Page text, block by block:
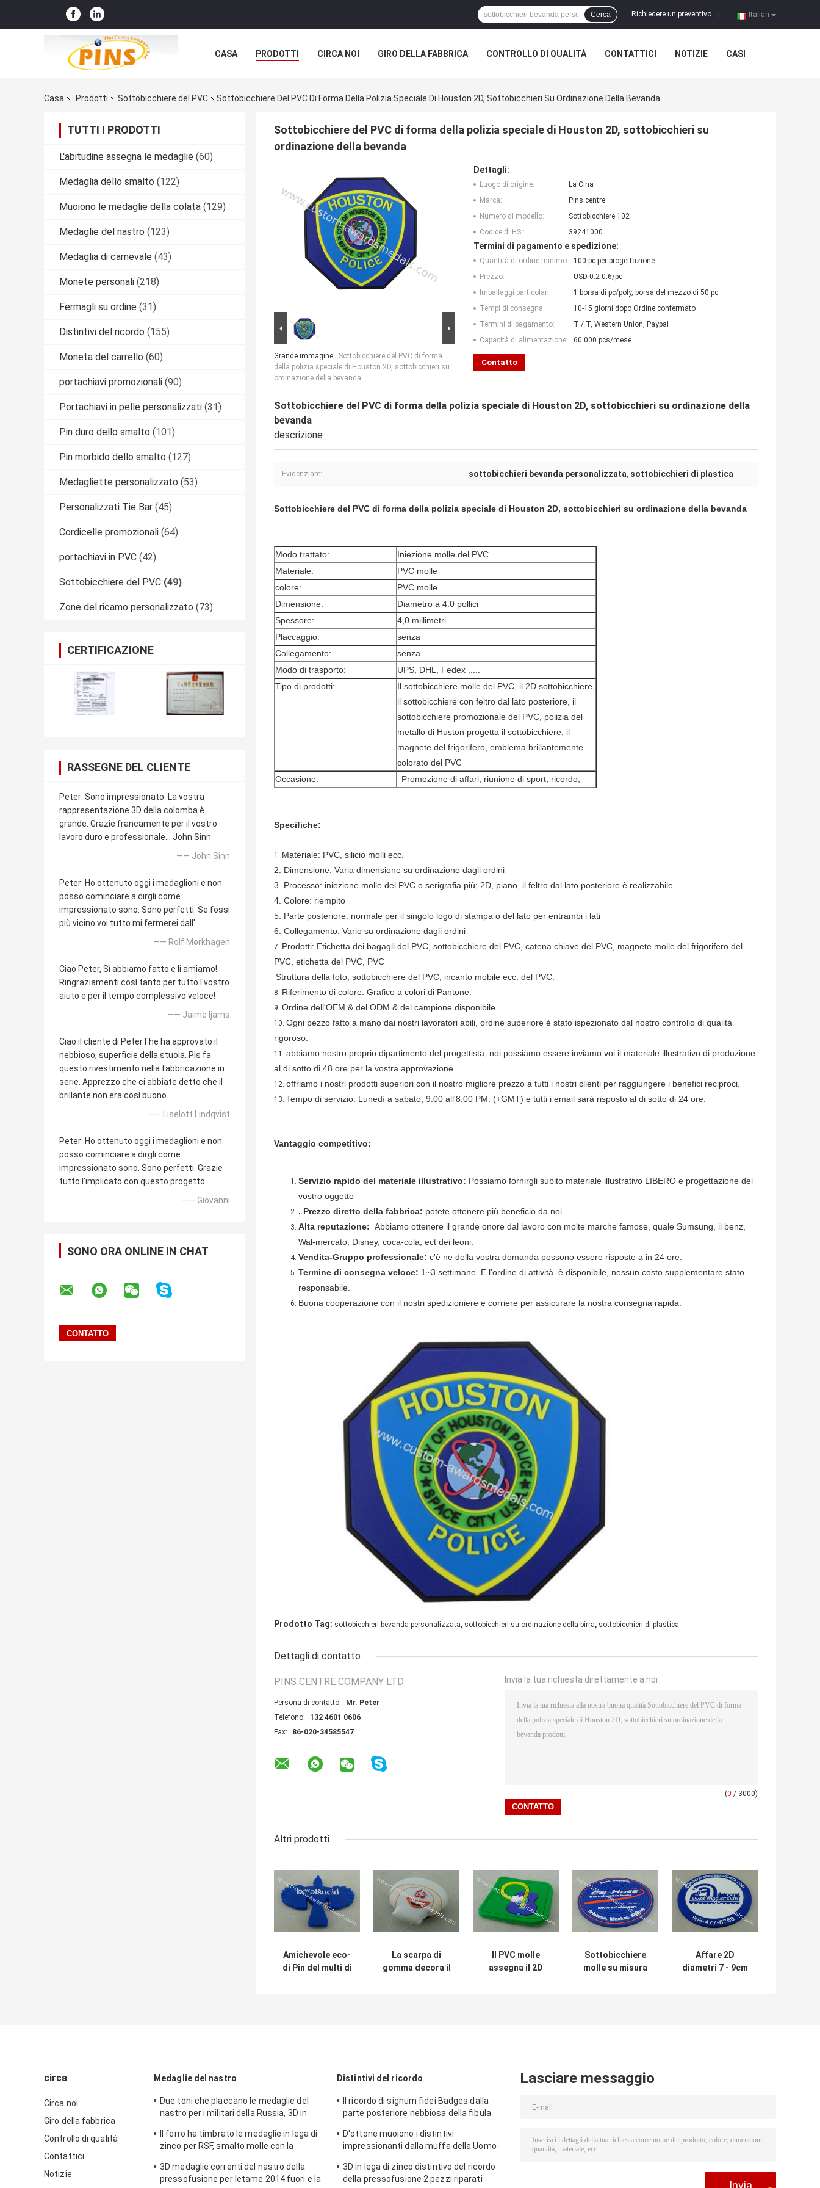
Italian
Richiedere un preventivo
Cerca
CASA PRODOTTI CIRCA NOI GIRO DELLA FABBRICA CONTROLLO DI QUALITÀ CONTATTICI NOTIZIE CASI
Casa Prodotti Sottobicchiere del PVC Sottobicchiere Del PVC Di Forma Della Polizia Speciale Di Houston 2D, Sottobicchieri Su Ordinazione Della Bevanda
TUTTI I PRODOTTI
L'abitudine assegna le medaglie (60)
Medaglia dello smalto (122)
Muoiono le medaglie della colata (129)
Medaglie del nastro (123)
Medaglia di carnevale (43)
Monete personali (218)
Fermagli su ordine (31)
Distintivi del ricordo (155)
Moneta del carrello (60)
portachiavi promozionali (90)
Portachiavi in pelle personalizzati (31)
Pin duro dello smalto (101)
Pin morbido dello smalto (127)
Medagliette personalizzato (53)
Personalizzati Tie Bar (45)
Cordicelle promozionali (64)
portachiavi in PVC (42)
Sottobicchiere del PVC (49)
Zone del ricamo personalizzato (73)
CERTIFICAZIONE
RASSEGNE DEL CLIENTE
Peter: Sono impressionato. La vostra
rappresentazione 3D della colomba è
grande. Grazie francamente per il vostro
lavoro duro e professionale… John Sinn
—— John Sinn
Peter: Ho ottenuto oggi i medaglioni e non
posso cominciare a dirgli come
impressionato sono. Sono perfetti. Se fossi
più vicino voi tutto mi fermerei dall'
—— Rolf Mørkhagen
Ciao Peter, Sì abbiamo fatto e li amiamo!
Ringraziamenti così tanto per tutto l'vostro
aiuto e per il tempo complessivo veloce!
—— Jaime Ijams
Ciao il cliente di PeterThe ha approvato il
nebbioso, superficie della stuoia. Pls fa
questo rivestimento nella fabbricazione in
serie. Apprezzo che ci abbiate detto che il
brillante non era così buono.
—— Liselott Lindqvist
Peter: Ho ottenuto oggi i medaglioni e non
posso cominciare a dirgli come
impressionato sono. Sono perfetti. Grazie
tutto l'implicato con questo progetto.
—— Giovanni
SONO ORA ONLINE IN CHAT
Sottobicchiere del PVC di forma della polizia speciale di Houston 2D, sottobicchieri su
ordinazione della bevanda
Grande immagine : Sottobicchiere del PVC di forma
della polizia speciale di Houston 2D, sottobicchieri su
ordinazione della bevanda
Dettagli:
Luogo di origine:
La Cina
Marca:
Pins centre
Numero di modello:
Sottobicchiere 102
Codice di HS::
39241000
Termini di pagamento e spedizione:
Quantità di ordine minimo:
100 pc per progettazione
Prezzo:
USD 0.2-0.6/pc
Imballaggi particolari:
1 borsa di pc/poly, borsa del mezzo di 50 pc
Tempi di consegna:
10-15 giorni dopo Ordine confermato
Termini di pagamento:
T / T, Western Union, Paypal
Capacità di alimentazione:
60.000 pcs/mese
Contatto
Sottobicchiere del PVC di forma della polizia speciale di Houston 2D, sottobicchieri su ordinazione della
bevanda
descrizione
Evidenziare: sottobicchieri bevanda personalizzata, sottobicchieri di plastica
Sottobicchiere del PVC di forma della polizia speciale di Houston 2D, sottobicchieri su ordinazione della bevanda
Modo trattato:
Iniezione molle del PVC
Materiale:
PVC molle
colore:
PVC molle
Dimensione:
Diametro a 4.0 pollici
Spessore:
4,0 millimetri
Placcaggio:
senza
Collegamento:
senza
Modo di trasporto:
UPS, DHL, Fedex .....
Tipo di prodotti:
Il sottobicchiere molle del PVC, il 2D sottobicchiere,
il sottobicchiere con feltro dal lato posteriore, il
sottobicchiere promozionale del PVC, polizia del
metallo di Huston progetta il sottobicchiere, il
magnete del frigorifero, emblema brillantemente
colorato del PVC
Occasione:
Promozione di affari, riunione di sport, ricordo,
Specifiche:
1. Materiale: PVC, silicio molli ecc.
2. Dimensione: Varia dimensione su ordinazione dagli ordini
3. Processo: iniezione molle del PVC o serigrafia più; 2D, piano, il feltro dal lato posteriore è realizzabile.
4. Colore: riempito
5. Parte posteriore: normale per il singolo logo di stampa o del lato per entrambi i lati
6. Collegamento: Vario su ordinazione dagli ordini
7. Prodotti: Etichetta dei bagagli del PVC, sottobicchiere del PVC, catena chiave del PVC, magnete molle del frigorifero del
PVC, etichetta del PVC, PVC
Struttura della foto, sottobicchiere del PVC, incanto mobile ecc. del PVC.
8. Riferimento di colore: Grafico a colori di Pantone.
9. Ordine dell'OEM & del ODM & del campione disponibile.
10. Ogni pezzo fatto a mano dai nostri lavoratori abili, ordine superiore è stato ispezionato dal nostro controllo di qualità
rigoroso.
11. abbiamo nostro proprio dipartimento del progettista, noi possiamo essere inviamo voi il materiale illustrativo di produzione
al di sotto di 48 ore per la vostra approvazione.
12. offriamo i nostri prodotti superiori con il nostro migliore prezzo a tutti i nostri clienti per raggiungere i benefici reciproci.
13. Tempo di servizio: Lunedì a sabato, 9:00 all'8:00 PM. (+GMT) e tutti i email sarà risposto al di sotto di 24 ore.
Vantaggio competitivo:
Servizio rapido del materiale illustrativo: Possiamo fornirgli subito materiale illustrativo LIBERO e progettazione del
vostro oggetto
. Prezzo diretto della fabbrica: potete ottenere più beneficio da noi.
Alta reputazione: Abbiamo ottenere il grande onore dal lavoro con molte marche famose, quale Sumsung, il benz,
Wal-mercato, Disney, coca-cola, ect dei leoni.
Vendita-Gruppo professionale: c'è ne della vostra domanda possono essere risposte a in 24 ore.
Termine di consegna veloce: 1~3 settimane. E l'ordine di attività è disponibile, nessun costo supplementare stato
responsabile.
Buona cooperazione con il nostri spedizioniere e corriere per assicurare la nostra consegna rapida.
Prodotto Tag: sottobicchieri bevanda personalizzata, sottobicchieri su ordinazione della birra, sottobicchieri di plastica
Dettagli di contatto
PINS CENTRE COMPANY LTD
Persona di contatto:
Mr. Peter
Telefono:
132 4601 0606
Fax:
86-020-34585547
Invia la tua richiesta direttamente a noi
(0 / 3000)
Altri prodotti
Amichevole eco-
di Pin del multi di
La scarpa di
gomma decora il
Il PVC molle
assegna il 2D
Sottobicchiere
molle su misura
Affare 2D
diametri 7 - 9cm
circa
Circa noi
Giro della fabbrica
Controllo di qualità
Contattici
Notizie
Medaglie del nastro
Due toni che placcano le medaglie del
nastro per i militari della Russia, 3D in
Il ferro ha timbrato le medaglie in lega di
zinco per RSF, smalto molle con la
3D medaglie correnti del nastro della
pressofusione per letame 2014 fuori e la
Distintivi del ricordo
Il ricordo di signum fidei Badges dalla
parte posteriore nebbiosa della fibula
D'ottone muoiono i distintivi
impressionanti dalla muffa della Uomo-
ricordo
3D in lega di zinco distintivo del ricordo
della pressofusione 2 pezzi riparati
Lasciare messaggio